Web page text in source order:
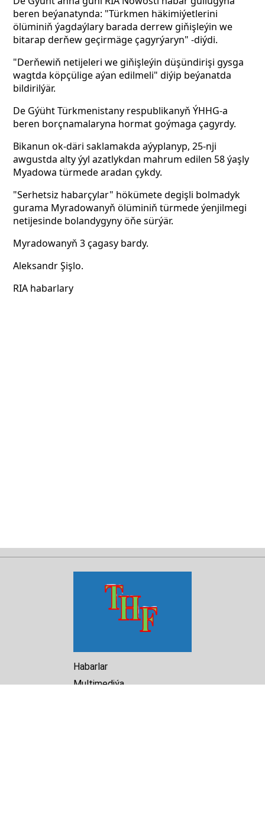
beren beýanatynda: "Türkmen häkimiýetlerini
ölüminiň ýagdaýlary barada derrew giňişleýin we
bitarap derňew geçirmäge çagyrýaryn" -diýdi.
"Derňewiň netijeleri we giňişleýin düşündirişi gysga
wagtda köpçülige aýan edilmeli" diýip beýanatda
bildirilýär.
De Gýüht Türkmenistany respublikanyň ÝHHG-a
beren borçnamalaryna hormat goýmaga çagyrdy.
Bikanun ok-däri saklamakda aýyplanyp, 25-nji
awgustda alty ýyl azatlykdan mahrum edilen 58 ýaşly
Myadowa türmede aradan çykdy.
"Serhetsiz habarçylar" hökümete degişli bolmadyk
gurama Myradowanyň ölüminiň türmede ýenjilmegi
netijesinde bolandygyny öňe sürýär.
Myradowanyň 3 çagasy bardy.
Aleksandr Şişlo.
RIA habarlary
Habarlar
Multimediýa